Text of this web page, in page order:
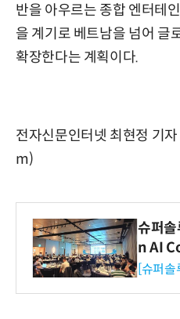
반을 아우르는 종합 엔터테
을 계기로 베트남을 넘어 글
확장한다는 계획이다.
전자신문인터넷 최현정 기
m)
슈퍼
n AI
리 성료
[슈퍼